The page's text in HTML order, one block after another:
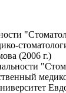
(2006 г.)